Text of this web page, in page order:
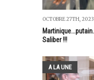
OCTOBRE 27TH, 2023
Saliber !!!
A LA UNE